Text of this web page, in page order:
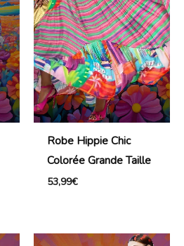
Robe Hippie Chic
Colorée Grande Taille
53,99€